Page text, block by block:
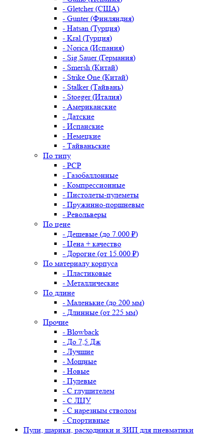
- Gletcher (США)
- Gunter (Финляндия)
- Hatsan (Турция)
- Kral (Турция)
- Norica (Испания)
- Sig Sauer (Германия)
- Smersh (Китай)
- Strike One (Китай)
- Stalker (Тайвань)
- Stoeger (Италия)
- Американские
- Датские
- Испанские
- Немецкие
- Тайваньские
По типу
- PCP
- Газобаллонные
- Компрессионные
- Пистолеты-пулеметы
- Пружинно-поршневые
- Револьверы
По цене
- Дешевые (до 7.000 ₽)
- Цена + качество
- Дорогие (от 15.000 ₽)
По материалу корпуса
- Пластиковые
- Металлические
По длине
- Маленькие (до 200 мм)
- Длинные (от 225 мм)
Прочие
- Blowback
- До 7,5 Дж
- Лучшие
- Мощные
- Новые
- Пулевые
- С глушителем
- С ЛЦУ
- С нарезным стволом
- Спортивные
Пули, шарики, расходники и ЗИП для пневматики